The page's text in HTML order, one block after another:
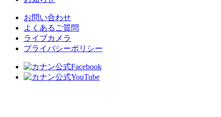
お問い合わせ
よくあるご質問
ライブカメラ
プライバシーポリシー